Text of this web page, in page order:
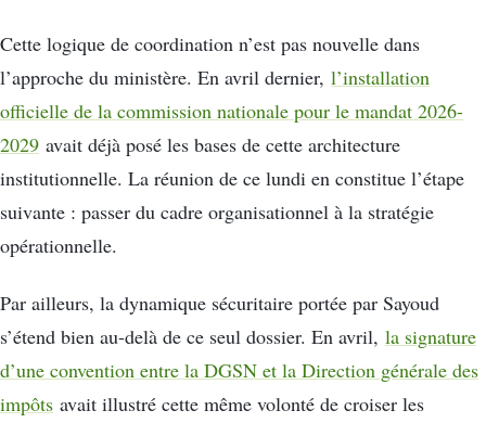
Cette logique de coordination n’est pas nouvelle dans
l’approche du ministère. En avril dernier, l’installation
officielle de la commission nationale pour le mandat 2026-
2029 avait déjà posé les bases de cette architecture
institutionnelle. La réunion de ce lundi en constitue l’étape
suivante : passer du cadre organisationnel à la stratégie
opérationnelle.
Par ailleurs, la dynamique sécuritaire portée par Sayoud
s’étend bien au-delà de ce seul dossier. En avril, la signature
d’une convention entre la DGSN et la Direction générale des
impôts avait illustré cette même volonté de croiser les